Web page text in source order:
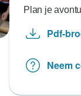
Plan je
Pdf-
Neem